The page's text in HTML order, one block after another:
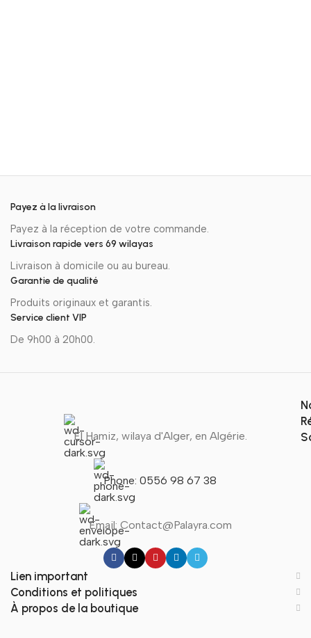
Payez à la livraison
Payez à la réception de votre commande.
Livraison rapide vers 69 wilayas
Livraison à domicile ou au bureau.
Garantie de qualité
Produits originaux et garantis.
Service client VIP
De 9h00 à 20h00.
El Hamiz, wilaya d'Alger, en Algérie.
Phone: 0556 98 67 38
Email: Contact@Palayra.com
Lien important
Conditions et politiques
À propos de la boutique